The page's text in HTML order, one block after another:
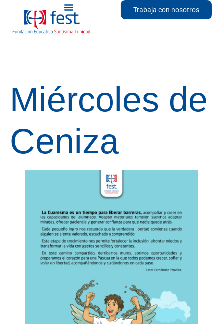
Trabaja con nosotros
Miércoles de
Ceniza